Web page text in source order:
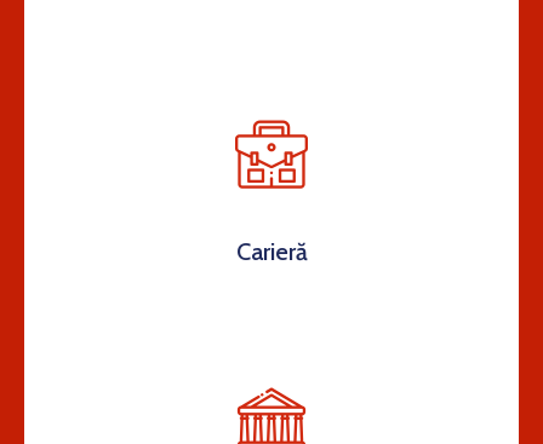
Carieră